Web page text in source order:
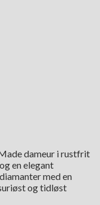
dameur i rustfrit
en elegant
med en
og tidløst